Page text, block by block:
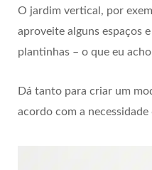
O jardim vertical, por
aproveite alguns espaços
plantinhas – o que eu
Dá tanto para criar um
acordo com a necessidade